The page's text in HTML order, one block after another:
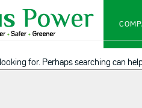
for. Perhaps searching can